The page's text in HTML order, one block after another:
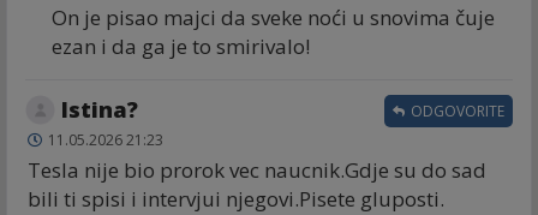
On je pisao majci da sveke noći u snovima čuje
ezan i da ga je to smirivalo!
Istina?
11.05.2026 21:23
Tesla nije bio prorok vec naucnik.Gdje su do sad
bili ti spisi i intervjui njegovi.Pisete gluposti.
ODGOVORITE